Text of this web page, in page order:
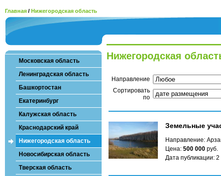
Главная / Нижегородская область
Московская область
Ленинградская область
Башкортостан
Екатеринбург
Калужская область
Краснодарский край
Нижегородская область
Новосибирская область
Тверская область
Нижегородская
Направление
Сортировать
по
Земельные
Направление:
Цена: 500 000 руб.
Дата публикации: